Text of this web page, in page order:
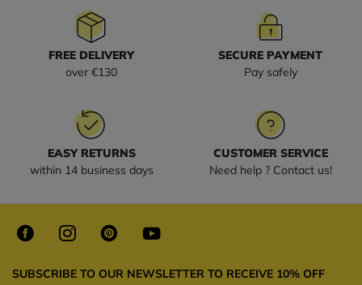
FREE DELIVERY
over €130
SECURE PAYMENT
Pay safely
EASY RETURNS
within 14 business days
CUSTOMER SERVICE
Need help ? Contact us!
SUBSCRIBE TO OUR NEWSLETTER TO RECEIVE 10% OFF